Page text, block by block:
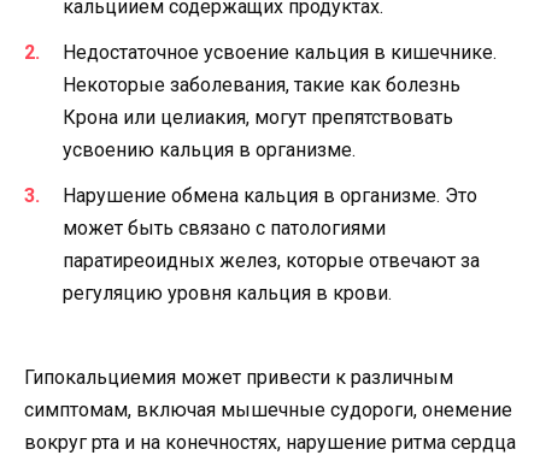
кальциием содержащих продуктах.
Недостаточное усвоение кальция в кишечнике.
Некоторые заболевания, такие как болезнь
Крона или целиакия, могут препятствовать
усвоению кальция в организме.
Нарушение обмена кальция в организме. Это
может быть связано с патологиями
паратиреоидных желез, которые отвечают за
регуляцию уровня кальция в крови.
Гипокальциемия может привести к различным
симптомам, включая мышечные судороги, онемение
вокруг рта и на конечностях, нарушение ритма сердца